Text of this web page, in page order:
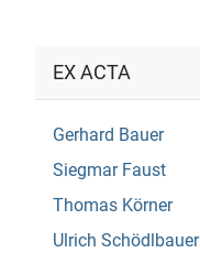
EX ACTA
Gerhard Bauer
Siegmar Faust
Thomas Körner
Ulrich Schödlbauer